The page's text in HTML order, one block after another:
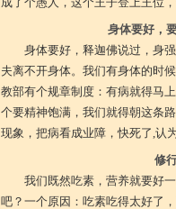
身体要好，
身体要好，释迦佛说过，身
夫离不开身体。我们有身体的时
教部有个规章制度：有病就得马
个要精神饱满，我们就得朝这条
现象，把病看成业障，快死了,认
修
我们既然吃素，营养就要好
吧？一个原因：吃素吃得太好了